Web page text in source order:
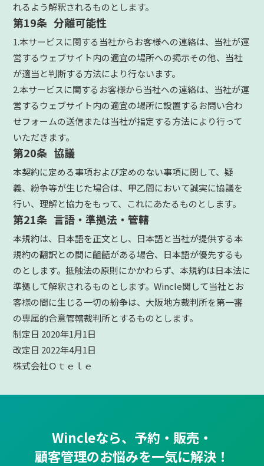
れるよう解釈されるものとします。
第19条 分離可能性
1.本サービスに関する当社からお客様への連絡は、当社が運
営するウェブサイト内の適宜の場所への掲示その他、当社
が適当と判断する方法により行ないます。
2.本サービスに関するお客様から当社への連絡は、当社が運
営するウェブサイト内の適宜の場所に設置するお問い合わ
せフォームの送信または当社が指定する方法により行って
いただきます。
第20条 協議
本契約に定める事項および定めのない事項に関して、疑
義、紛争等が生じた場合は、甲乙間において誠実に協議を
行い、理解と協力をもって、これにあたるものとします。
第21条 言語・準拠法・管轄
本規約は、日本語を正文とし、日本語と当社が提供する本
規約の翻訳との間に齟齬がある場合、日本語が優先するも
のとします。抵触法の原則にかかわらず、本規約は日本法に
準拠して解釈されるものとします。Wincle関して当社とお
客様の間に生じる一切の紛争は、大阪地方裁判所を第一審
の専属的合意管轄裁判所とするものとします。
制定日 2020年1月1日
改定日 2022年4月1日
株式会社Ｏｔｅｌｅ
Wincleなら、予約・販売・
顧客管理のお悩みを一気に解決！